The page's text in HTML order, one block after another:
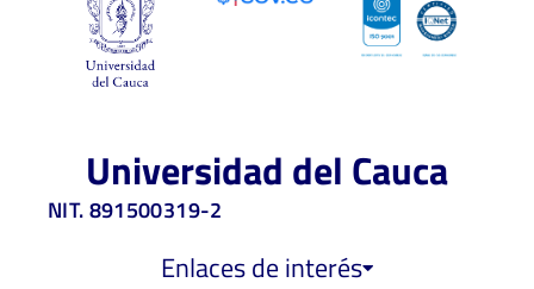
Universidad del Cauca
NIT. 891500319-2
Enlaces de interés